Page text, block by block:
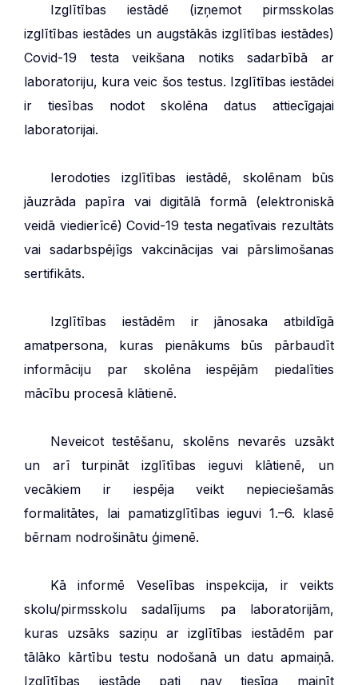
Izglītības iestādē (izņemot pirmsskolas
izglītības iestādes un augstākās izglītības iestādes)
Covid-19 testa veikšana notiks sadarbībā ar
laboratoriju, kura veic šos testus. Izglītības iestādei
ir tiesības nodot skolēna datus attiecīgajai
laboratorijai.
Ierodoties izglītības iestādē, skolēnam būs
jāuzrāda papīra vai digitālā formā (elektroniskā
veidā viedierīcē) Covid-19 testa negatīvais rezultāts
vai sadarbspējīgs vakcinācijas vai pārslimošanas
sertifikāts.
Izglītības iestādēm ir jānosaka atbildīgā
amatpersona, kuras pienākums būs pārbaudīt
informāciju par skolēna iespējām piedalīties
mācību procesā klātienē.
Neveicot testēšanu, skolēns nevarēs uzsākt
un arī turpināt izglītības ieguvi klātienē, un
vecākiem ir iespēja veikt nepieciešamās
formalitātes, lai pamatizglītības ieguvi 1.–6. klasē
bērnam nodrošinātu ģimenē.
Kā informē Veselības inspekcija, ir veikts
skolu/pirmsskolu sadalījums pa laboratorijām,
kuras uzsāks saziņu ar izglītības iestādēm par
tālāko kārtību testu nodošanā un datu apmaiņā.
Izglītības iestāde pati nav tiesīga mainīt